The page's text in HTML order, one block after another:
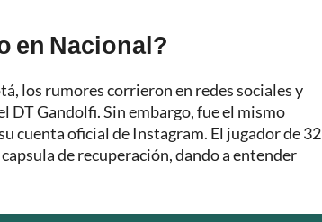
en Nacional?
los rumores corrieron en redes sociales y
DT Gandolfi. Sin embargo, fue el mismo
cuenta oficial de Instagram. El jugador de 32
de recuperación, dando a entender